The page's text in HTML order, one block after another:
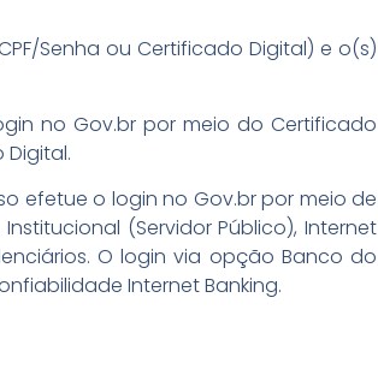
Senha ou Certificado Digital) e o(s)
no Gov.br por meio do Certificado
efetue o login no Gov.br por meio de
(Servidor Público), Internet
O login via opção Banco do
Internet Banking.